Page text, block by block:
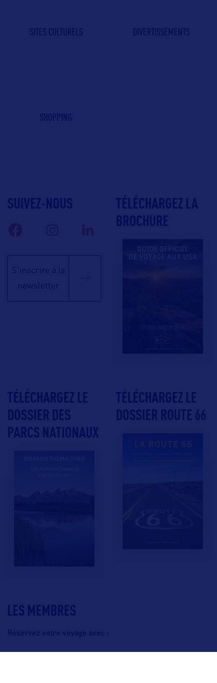
SITES CULTURELS DIVERTISSEMENTS
SHOPPING
LES MEMBRES
Réservez votre voyage avec :
SUIVEZ-NOUS
S'inscrire à la
newsletter
TÉLÉCHARGEZ LA
BROCHURE
TÉLÉCHARGEZ LE
DOSSIER DES
PARCS NATIONAUX
TÉLÉCHARGEZ LE
DOSSIER ROUTE 66